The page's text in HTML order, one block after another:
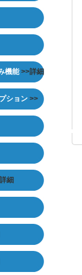
機能>>詳細
ション >>
細